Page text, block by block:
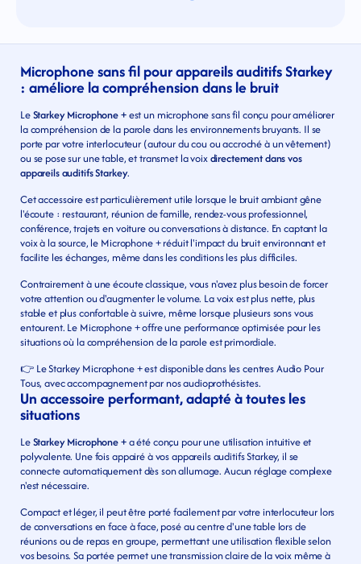
Microphone sans fil pour appareils auditifs Starkey
: améliore la compréhension dans le bruit
Le Starkey Microphone + est un microphone sans fil conçu pour améliorer
la compréhension de la parole dans les environnements bruyants. Il se
porte par votre interlocuteur (autour du cou ou accroché à un vêtement)
ou se pose sur une table, et transmet la voix directement dans vos
appareils auditifs Starkey.
Cet accessoire est particulièrement utile lorsque le bruit ambiant gêne
l'écoute : restaurant, réunion de famille, rendez-vous professionnel,
conférence, trajets en voiture ou conversations à distance. En captant la
voix à la source, le Microphone + réduit l'impact du bruit environnant et
facilite les échanges, même dans les conditions les plus difficiles.
Contrairement à une écoute classique, vous n'avez plus besoin de forcer
votre attention ou d'augmenter le volume. La voix est plus nette, plus
stable et plus confortable à suivre, même lorsque plusieurs sons vous
entourent. Le Microphone + offre une performance optimisée pour les
situations où la compréhension de la parole est primordiale.
👉 Le Starkey Microphone + est disponible dans les centres Audio Pour
Tous, avec accompagnement par nos audioprothésistes.
Un accessoire performant, adapté à toutes les
situations
Le Starkey Microphone + a été conçu pour une utilisation intuitive et
polyvalente. Une fois appairé à vos appareils auditifs Starkey, il se
connecte automatiquement dès son allumage. Aucun réglage complexe
n'est nécessaire.
Compact et léger, il peut être porté facilement par votre interlocuteur lors
de conversations en face à face, posé au centre d'une table lors de
réunions ou de repas en groupe, permettant une utilisation flexible selon
vos besoins. Sa portée permet une transmission claire de la voix même à